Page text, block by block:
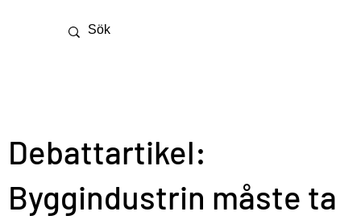
Debattartikel:
Byggindustrin måste ta